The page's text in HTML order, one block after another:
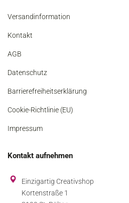
Versandinformation
Kontakt
AGB
Datenschutz
Barrierefreiheitserklärung
Cookie-Richtlinie (EU)
Impressum
Kontakt aufnehmen
Einzigartig Creativshop
Kortenstraße 1